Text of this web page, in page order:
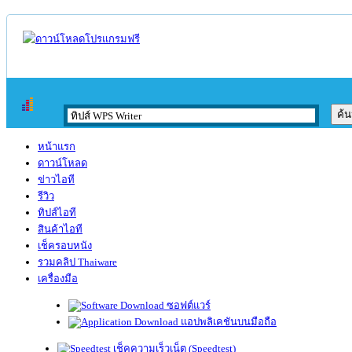
หน้าแรก
ดาวน์โหลด
ข่าวไอที
รีวิว
ทิปส์ไอที
สินค้าไอที
เช็ครอบหนัง
รวมคลิป Thaiware
เครื่องมือ
ซอฟต์แวร์
แอปพลิเคชันบนมือถือ
เช็คความเร็วเน็ต (Speedtest)